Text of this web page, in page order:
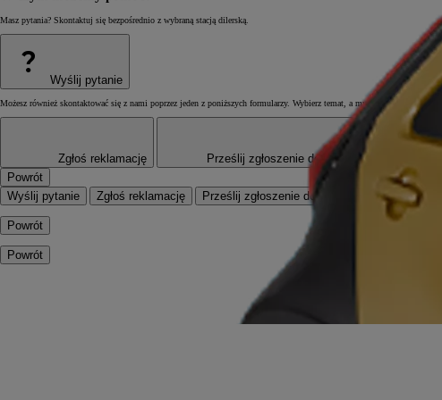
Masz pytania? Skontaktuj się bezpośrednio z wybraną stacją dilerską.
? Wyślij pytanie
Możesz również skontaktować się z nami poprzez jeden z poniższych formularzy. Wybierz temat, a my postaramy się jak
Zgłoś reklamację
Prześlij zgłoszenie dotyczące Twoich
Powrót
Wyślij pytanie
Zgłoś reklamację Prześlij zgłoszenie dotyczące Twoich danych
Powrót
Powrót